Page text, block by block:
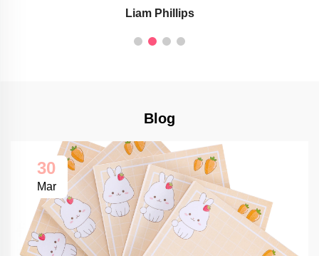
Liam Phillips
Blog
30
Mar